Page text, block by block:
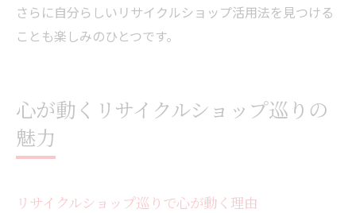
さらに自分らしいリサイクルショップ活用法を見つける
ことも楽しみのひとつです。
心が動くリサイクルショップ巡りの
魅力
リサイクルショップ巡りで心が動く理由